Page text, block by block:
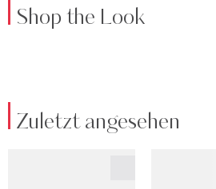
Shop the Look
Zuletzt angesehen